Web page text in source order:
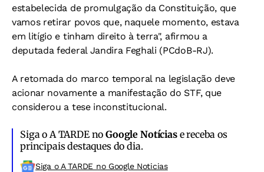
estabelecida de promulgação da Constituição, que
vamos retirar povos que, naquele momento, estava
em litígio e tinham direito à terra", afirmou a
deputada federal Jandira Feghali (PCdoB-RJ).
A retomada do marco temporal na legislação deve
acionar novamente a manifestação do STF, que
considerou a tese inconstitucional.
Siga o A TARDE noGoogle Notíciase receba os
principais destaques do dia.
Siga o A TARDE no Google Noticias